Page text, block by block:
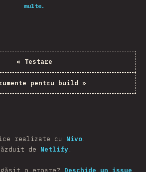
multe.
« Testare
pentru build »
realizate cu Nivo.
de Netlify.
o eroare? Deschide un issue